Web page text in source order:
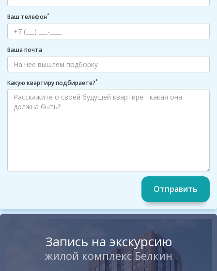
Ваш телефон*
Ваша почта
Какую квартиру подбираете?*
Отправить
Запись на экскурсию
жилой комплекс Белкин